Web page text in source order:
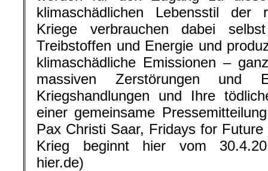
klimaschädlichen Lebensstil der
Kriege verbrauchen dabei
Treibstoffen und Energie und
klimaschädliche Emissionen –
massiven Zerstörungen und
Kriegshandlungen und Ihre
einer gemeinsame
Pax Christi Saar, Fridays for
Krieg beginnt hier vom
hier.de)